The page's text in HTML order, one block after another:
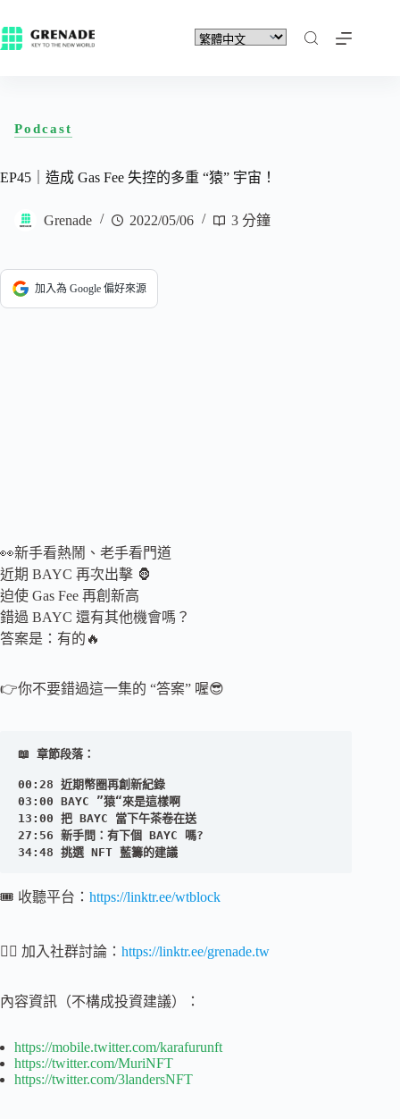
Podcast
EP45｜造成 Gas Fee 失控的多重 “猿” 宇宙！
Grenade 2022/05/06 3 分鐘
加入為 Google 偏好來源
👀新手看熱鬧、老手看門道
近期 BAYC 再次出擊 🦍
迫使 Gas Fee 再創新高
錯過 BAYC 還有其他機會嗎？
答案是：有的🔥
👉你不要錯過這一集的 “答案” 喔😎
📖 章節段落：
00:28 近期幣圈再創新紀錄
03:00 BAYC ”猿“來是這樣啊
13:00 把 BAYC 當下午茶卷在送
27:56 新手問：有下個 BAYC 嗎?
34:48 挑選 NFT 藍籌的建議
🎟 收聽平台： https://linktr.ee/wtblock
💁‍♂️ 加入社群討論： https://linktr.ee/grenade.tw
內容資訊（不構成投資建議）：
https://mobile.twitter.com/karafurunft
https://twitter.com/MuriNFT
https://twitter.com/3landersNFT